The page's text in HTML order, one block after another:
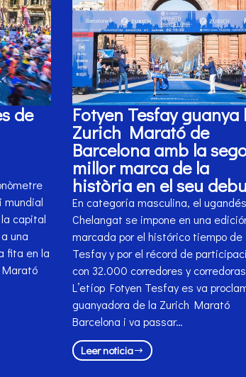
de
mundial
capital
una
fita en la
Fotyen Tesfay guanya
Zurich Marató de
Barcelona amb la
millor marca de la
història en el seu
En categoría masculina, el
Chelangat se impone en una
marcada por el histórico tiempo de
Tesfay y por el récord de
con 32.000 corredores y
L’etíop Fotyen Tesfay es va
guanyadora de la Zurich Marató
Barcelona i va passar…
Leer noticia